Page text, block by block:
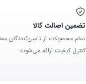
تضمین اصالت کالا
تمام محصولات از تامین‌کنندگان
کنترل کیفیت ارائه می‌شوند.